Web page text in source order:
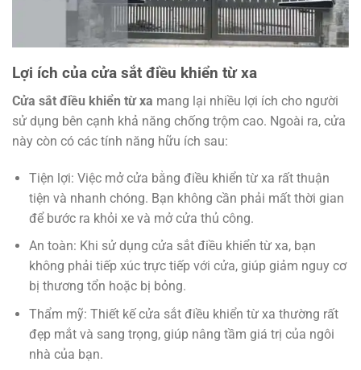
Lợi ích của cửa sắt điều khiển từ xa
Cửa sắt điều khiển từ xa mang lại nhiều lợi ích cho người
sử dụng bên cạnh khả năng chống trộm cao. Ngoài ra, cửa
này còn có các tính năng hữu ích sau:
Tiện lợi: Việc mở cửa bằng điều khiển từ xa rất thuận
tiện và nhanh chóng. Bạn không cần phải mất thời gian
để bước ra khỏi xe và mở cửa thủ công.
An toàn: Khi sử dụng cửa sắt điều khiển từ xa, bạn
không phải tiếp xúc trực tiếp với cửa, giúp giảm nguy cơ
bị thương tổn hoặc bị bỏng.
Thẩm mỹ: Thiết kế cửa sắt điều khiển từ xa thường rất
đẹp mắt và sang trọng, giúp nâng tầm giá trị của ngôi
nhà của bạn.